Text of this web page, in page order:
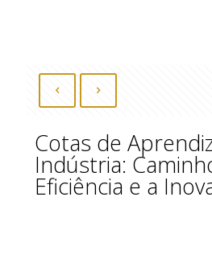
Cotas de
Indústria:
Eficiência e a